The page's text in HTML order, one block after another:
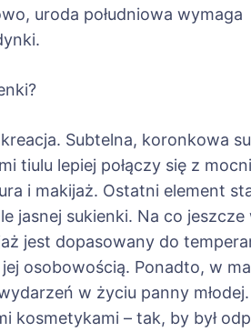
uroda południowa wymaga
Subtelna, koronkowa
tiulu lepiej połączy się z
i makijaż. Ostatni element
jasnej sukienki. Na co
jest dopasowany do
osobowością. Ponadto, w
w życiu panny młodej.
– tak, by był